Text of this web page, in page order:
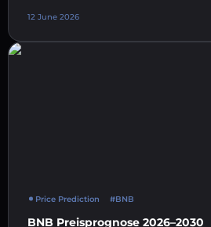
12 June 2026
Price Prediction #BNB
BNB Preisprognose 2026–2030